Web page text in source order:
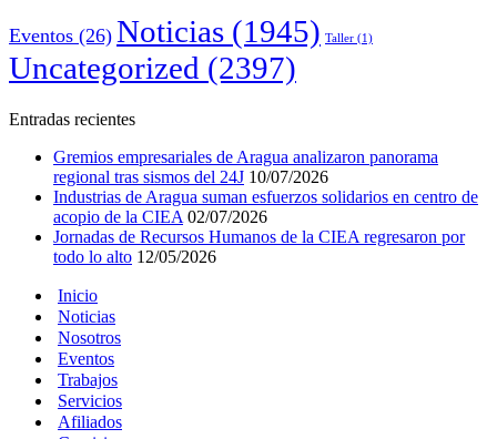
Eventos (26) Noticias (1945) Taller (1)
Uncategorized (2397)
Entradas recientes
Gremios empresariales de Aragua analizaron panorama
regional tras sismos del 24J 10/07/2026
Industrias de Aragua suman esfuerzos solidarios en centro de
acopio de la CIEA 02/07/2026
Jornadas de Recursos Humanos de la CIEA regresaron por
todo lo alto 12/05/2026
Inicio
Noticias
Nosotros
Eventos
Trabajos
Servicios
Afiliados